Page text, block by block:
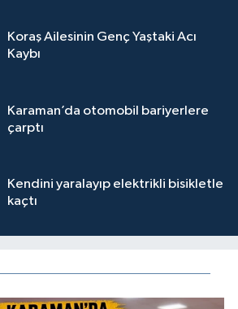
Koraş Ailesinin Genç Yaştaki Acı
Kaybı
Karaman’da otomobil bariyerlere
çarptı
Kendini yaralayıp elektrikli bisikletle
kaçtı